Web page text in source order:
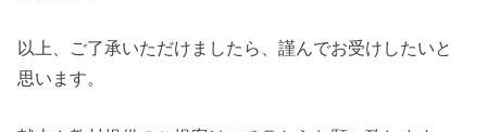
以上、ご了承いただけましたら、謹んでお受けしたいと
思います。